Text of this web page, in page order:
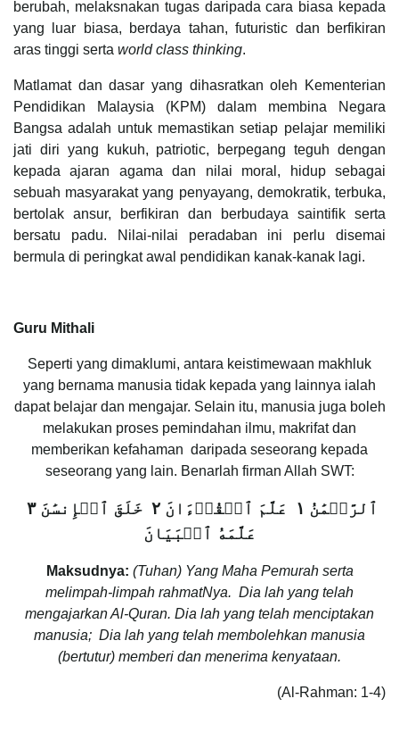
berubah, melaksnakan tugas daripada cara biasa kepada
yang luar biasa, berdaya tahan, futuristic dan berfikiran
aras tinggi serta world class thinking.
Matlamat dan dasar yang dihasratkan oleh Kementerian
Pendidikan Malaysia (KPM) dalam membina Negara
Bangsa adalah untuk memastikan setiap pelajar memiliki
jati diri yang kukuh, patriotic, berpegang teguh dengan
kepada ajaran agama dan nilai moral, hidup sebagai
sebuah masyarakat yang penyayang, demokratik, terbuka,
bertolak ansur, berfikiran dan berbudaya saintifik serta
bersatu padu. Nilai-nilai peradaban ini perlu disemai
bermula di peringkat awal pendidikan kanak-kanak lagi.
Guru Mithali
Seperti yang dimaklumi, antara keistimewaan makhluk
yang bernama manusia tidak kepada yang lainnya ialah
dapat belajar dan mengajar. Selain itu, manusia juga boleh
melakukan proses pemindahan ilmu, makrifat dan
memberikan kefahaman daripada seseorang kepada
seseorang yang lain. Benarlah firman Allah SWT:
عَلَّمَهُ ٱلۡبَيَانَ
Maksudnya: (Tuhan) Yang Maha Pemurah serta
melimpah-limpah rahmatNya. Dia lah yang telah
mengajarkan Al-Quran. Dia lah yang telah menciptakan
manusia; Dia lah yang telah membolehkan manusia
(bertutur) memberi dan menerima kenyataan.
(Al-Rahman: 1-4)